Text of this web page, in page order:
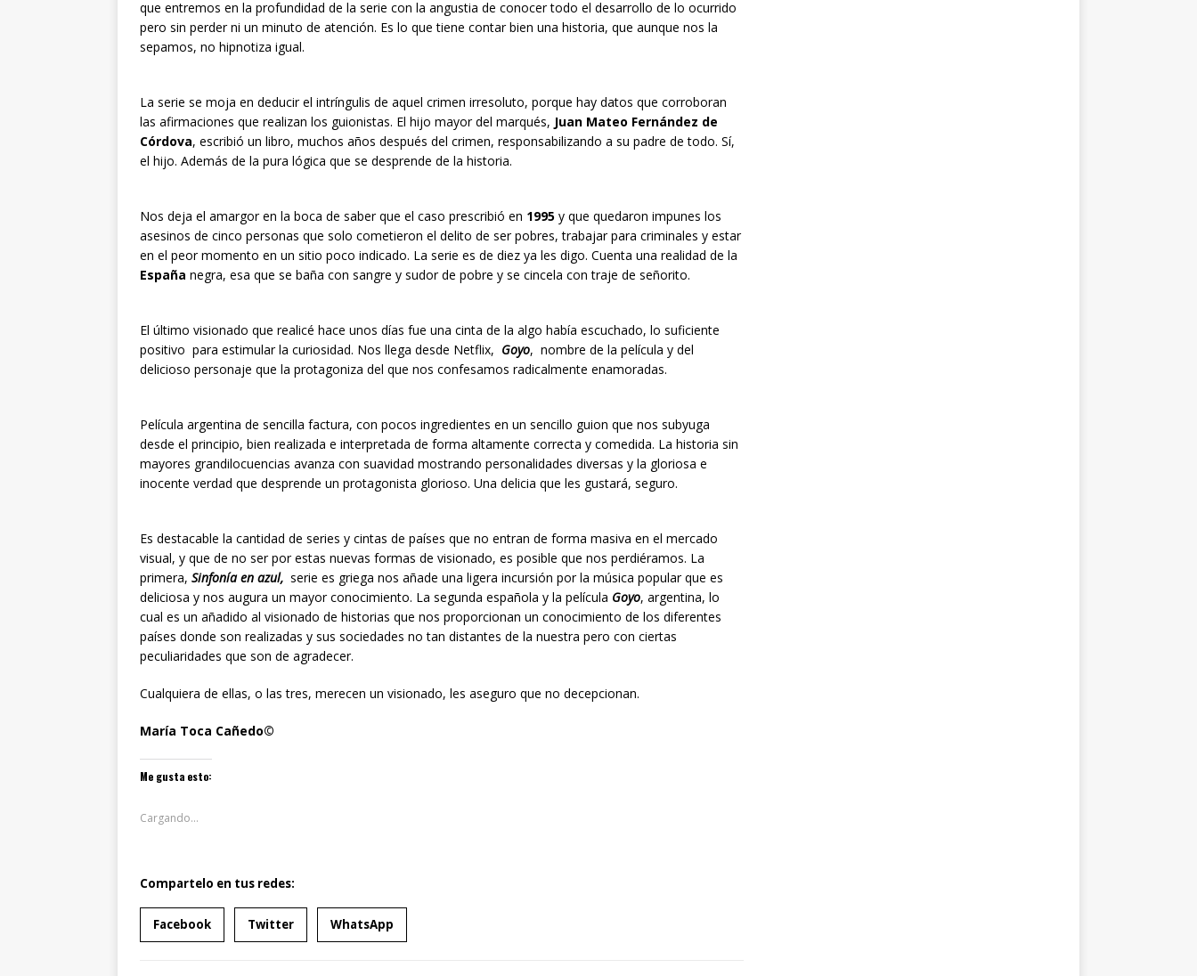
que entremos en la profundidad de la serie con la angustia de conocer todo el desarrollo de lo ocurrido
pero sin perder ni un minuto de atención. Es lo que tiene contar bien una historia, que aunque nos la
sepamos, no hipnotiza igual.
La serie se moja en deducir el intríngulis de aquel crimen irresoluto, porque hay datos que corroboran
las afirmaciones que realizan los guionistas. El hijo mayor del marqués, Juan Mateo Fernández de
Córdova, escribió un libro, muchos años después del crimen, responsabilizando a su padre de todo. Sí,
el hijo. Además de la pura lógica que se desprende de la historia.
Nos deja el amargor en la boca de saber que el caso prescribió en 1995 y que quedaron impunes los
asesinos de cinco personas que solo cometieron el delito de ser pobres, trabajar para criminales y estar
en el peor momento en un sitio poco indicado. La serie es de diez ya les digo. Cuenta una realidad de la
España negra, esa que se baña con sangre y sudor de pobre y se cincela con traje de señorito.
El último visionado que realicé hace unos días fue una cinta de la algo había escuchado, lo suficiente
positivo para estimular la curiosidad. Nos llega desde Netflix, Goyo, nombre de la película y del
delicioso personaje que la protagoniza del que nos confesamos radicalmente enamoradas.
Película argentina de sencilla factura, con pocos ingredientes en un sencillo guion que nos subyuga
desde el principio, bien realizada e interpretada de forma altamente correcta y comedida. La historia sin
mayores grandilocuencias avanza con suavidad mostrando personalidades diversas y la gloriosa e
inocente verdad que desprende un protagonista glorioso. Una delicia que les gustará, seguro.
Es destacable la cantidad de series y cintas de países que no entran de forma masiva en el mercado
visual, y que de no ser por estas nuevas formas de visionado, es posible que nos perdiéramos. La
primera, Sinfonía en azul, serie es griega nos añade una ligera incursión por la música popular que es
deliciosa y nos augura un mayor conocimiento. La segunda española y la película Goyo, argentina, lo
cual es un añadido al visionado de historias que nos proporcionan un conocimiento de los diferentes
países donde son realizadas y sus sociedades no tan distantes de la nuestra pero con ciertas
peculiaridades que son de agradecer.
Cualquiera de ellas, o las tres, merecen un visionado, les aseguro que no decepcionan.
María Toca Cañedo©
Me gusta esto:
Cargando...
Compartelo en tus redes:
Facebook Twitter WhatsApp